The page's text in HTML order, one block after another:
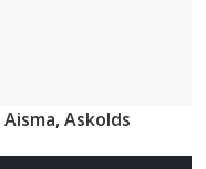
Aisma, Askolds